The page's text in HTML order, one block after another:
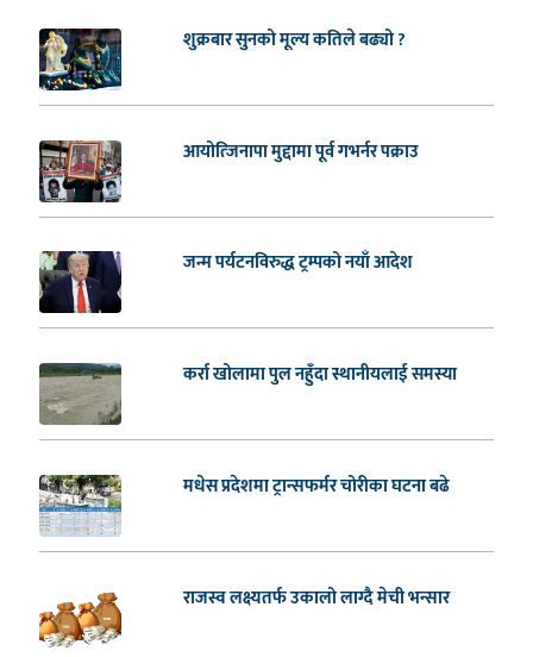
शुक्रबार सुनको मूल्य कतिले बढ्यो ?
आयोत्जिनापा मुद्दामा पूर्व गभर्नर पक्राउ
जन्म पर्यटनविरुद्ध ट्रम्पको नयाँ आदेश
कर्रा खोलामा पुल नहुँदा स्थानीयलाई समस्या
मधेस प्रदेशमा ट्रान्सफर्मर चोरीका घटना बढे
राजस्व लक्ष्यतर्फ उकालो लाग्दै मेची भन्सार